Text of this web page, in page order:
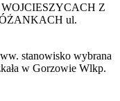
Z
ul.
stanowisko wybrana
w Gorzowie Wlkp.